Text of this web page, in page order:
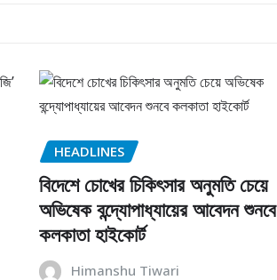
HEADLINES
বিদেশে চোখের চিকিৎসার অনুমতি চেয়ে
অভিষেক বন্দ্যোপাধ্যায়ের আবেদন শুনবে
কলকাতা হাইকোর্ট
Himanshu Tiwari